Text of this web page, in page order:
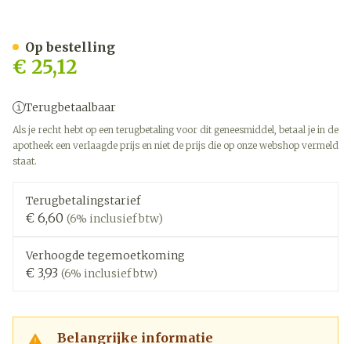
€ 25,12
Terugbetaalbaar
Als je recht hebt op een terugbetaling voor dit geneesmiddel, betaal je in de
apotheek een verlaagde prijs en niet de prijs die op onze webshop vermeld
staat.
Terugbetalingstarief
€ 6,60 (6% inclusief btw)
Verhoogde tegemoetkoming
€ 3,93 (6% inclusief btw)
Belangrijke informatie
Op bestelling